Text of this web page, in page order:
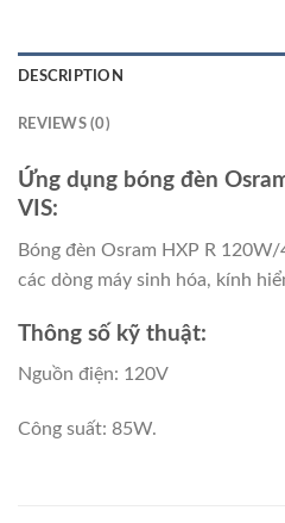
DESCRIPTION
REVIEWS (0)
Ứng dụng bóng đèn
VIS:
Bóng đèn Osram HXP R
các dòng máy sinh hóa, kính
Thông số kỹ thuật:
Nguồn điện: 120V
Công suất: 85W.